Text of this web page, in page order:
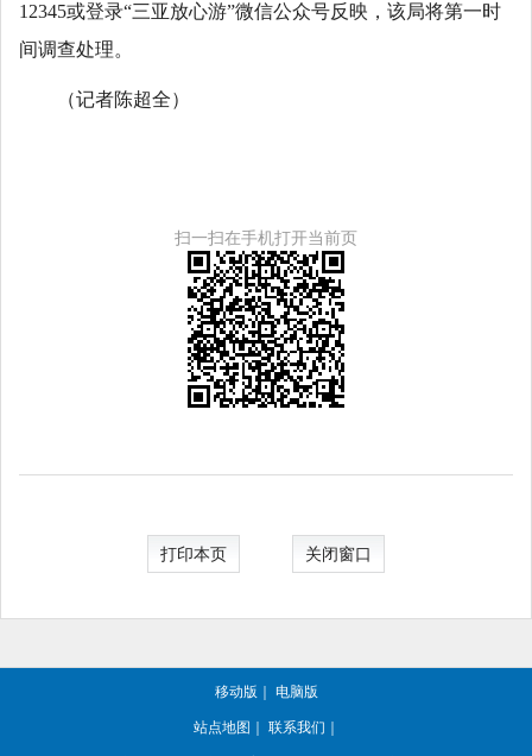
12345或登录“三亚放心游”微信公众号反映，该局将第一时
间调查处理。
（记者陈超全）
扫一扫在手机打开当前页
打印本页 关闭窗口
移动版 电脑版
站点地图 联系我们